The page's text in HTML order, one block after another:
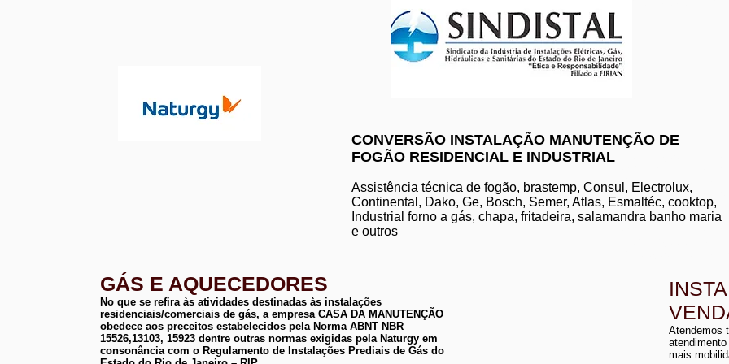
instalação de
conserto de aquecedor
manutenção de
instalação de
CONVERSÃO INSTALAÇÃO MANUTENÇÃO DE
FOGÃO RESIDENCIAL E INDUSTRIAL
Assistência técnica de fogão, brastemp, Consul, Electrolux,
Continental, Dako, Ge, Bosch, Semer, Atlas, Esmaltéc, cooktop,
Industrial forno a gás, chapa, fritadeira, salamandra banho maria
e outros
GÁS E AQUECEDORES
No que se refira às atividades destinadas às instalações
residenciais/comerciais de gás, a empresa CASA DA MANUTENÇÃO
obedece aos preceitos estabelecidos pela Norma ABNT NBR
15526,13103, 15923 dentre outras normas exigidas pela Naturgy em
consonância com o Regulamento de Instalações Prediais de Gás do
Atendemos
mais